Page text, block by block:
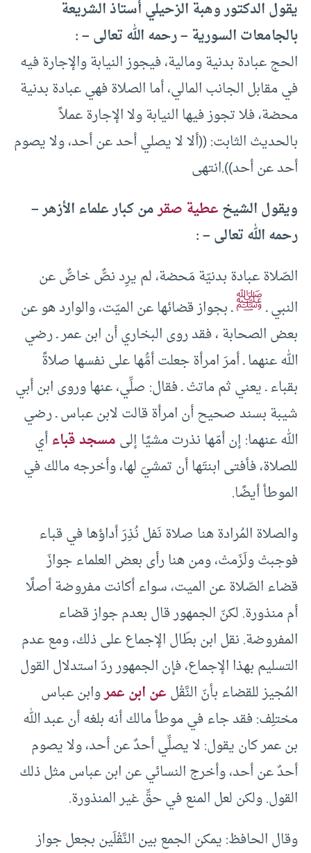
يقول الدكتور وهبة الزحيلي أستاذ الشريعة
بالجامعات السورية – رحمه الله تعالى – :
الحج عبادة بدنية ومالية‏،‏ فيجوز النيابة والإجارة فيه
في مقابل الجانب المالي‏،‏ أما الصلاة فهي عبادة بدنية
محضة‏،‏ فلا تجوز فيها النيابة ولا الإجارة عملاً
بالحديث الثابت‏:‏ ‏(‏‏(‏ألا لا يصلي أحد عن أحد‏،‏ ولا يصوم
أحد عن أحد‏)‏‏)‏.انتهى
ويقول الشيخعطية صقرمن كبار علماء الأزهر –
رحمه الله تعالى – :
الصّلاة عبادة بدنيّة مَحضة، لم يرِد نصٌّ خاصٌّ عن
النبي ـﷺـ بجواز قضائها عن الميّت، والوارد هو عن
بعض الصحابة ، فقد روى البخاري أن ابن عمر ـ رضي
الله عنهما ـ أمرَ امرأة جعلت أمُّها على نفسها صلاةً
بقباء ـ يعني ثم ماتتْ ـ فقال: صلِّي، عنها وروى ابن أبي
شيبة بسند صحيح أن امرأة قالت لابن عباس ـ رضي
الله عنهما: إن أمّها نذرت مشيًا إلىمسجد قباءأي
للصلاة، فأفتى ابنتَها أن تمشيَ لها، وأخرجه مالك في
الموطأ أيضًا.
والصلاة المُرادة هنا صلاة نَفل نُذِرَ أداؤها في قباء
فوجبتْ ولَزَمتْ، ومن هنا رأى بعض العلماء جوازَ
قضاء الصّلاة عن الميت، سواء أكانت مفروضة أصلًا
أم منذورة. لكنّ الجمهور قال بعدم جواز قضاء
المفروضة. نقل ابن بطّال الإجماع على ذلك، ومع عدم
التسليم بهذا الإجماع، فإن الجمهور ردّ استدلال القول
المُجيز للقضاء بأنّ النَّقْلعن ابن عمروابن عباس
مختلِف: فقد جاء في موطأ مالك أنه بلغه أن عبد الله
بن عمر كان يقول: لا يصلِّي أحدٌ عن أحد، ولا يصوم
أحدٌ عن أحد، وأخرج النسائي عن ابن عباس مثل ذلك
القول. ولكن لعل المنع في حقِّ غير المنذورة.
وقال الحافظ: يمكن الجمع بين النَّقْلَين بجعل جواز